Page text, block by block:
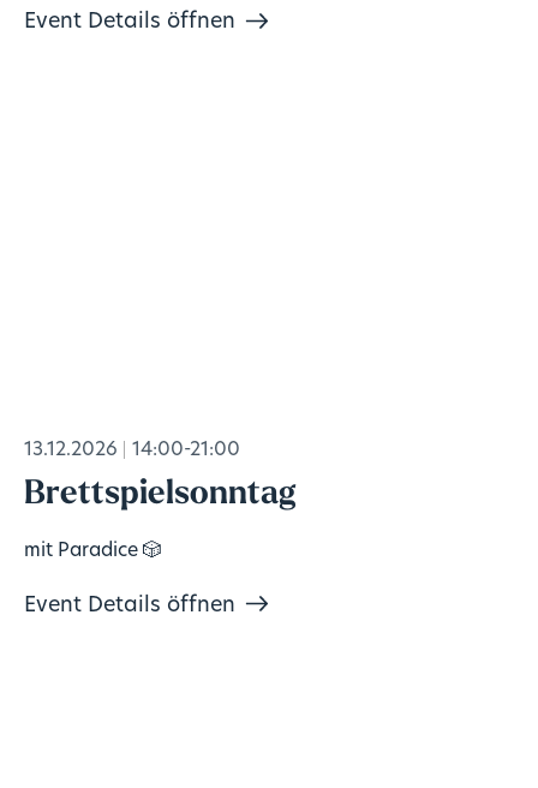
Event Details öffnen
13.12.2026 14:00-21:00
Brettspielsonntag
mit Paradice 🎲
Event Details öffnen